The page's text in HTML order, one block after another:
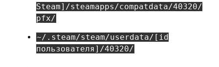
Steam]/steamapps/compatdata/40320/
pfx/
~/.steam/steam/userdata/[id
пользователя]/40320/